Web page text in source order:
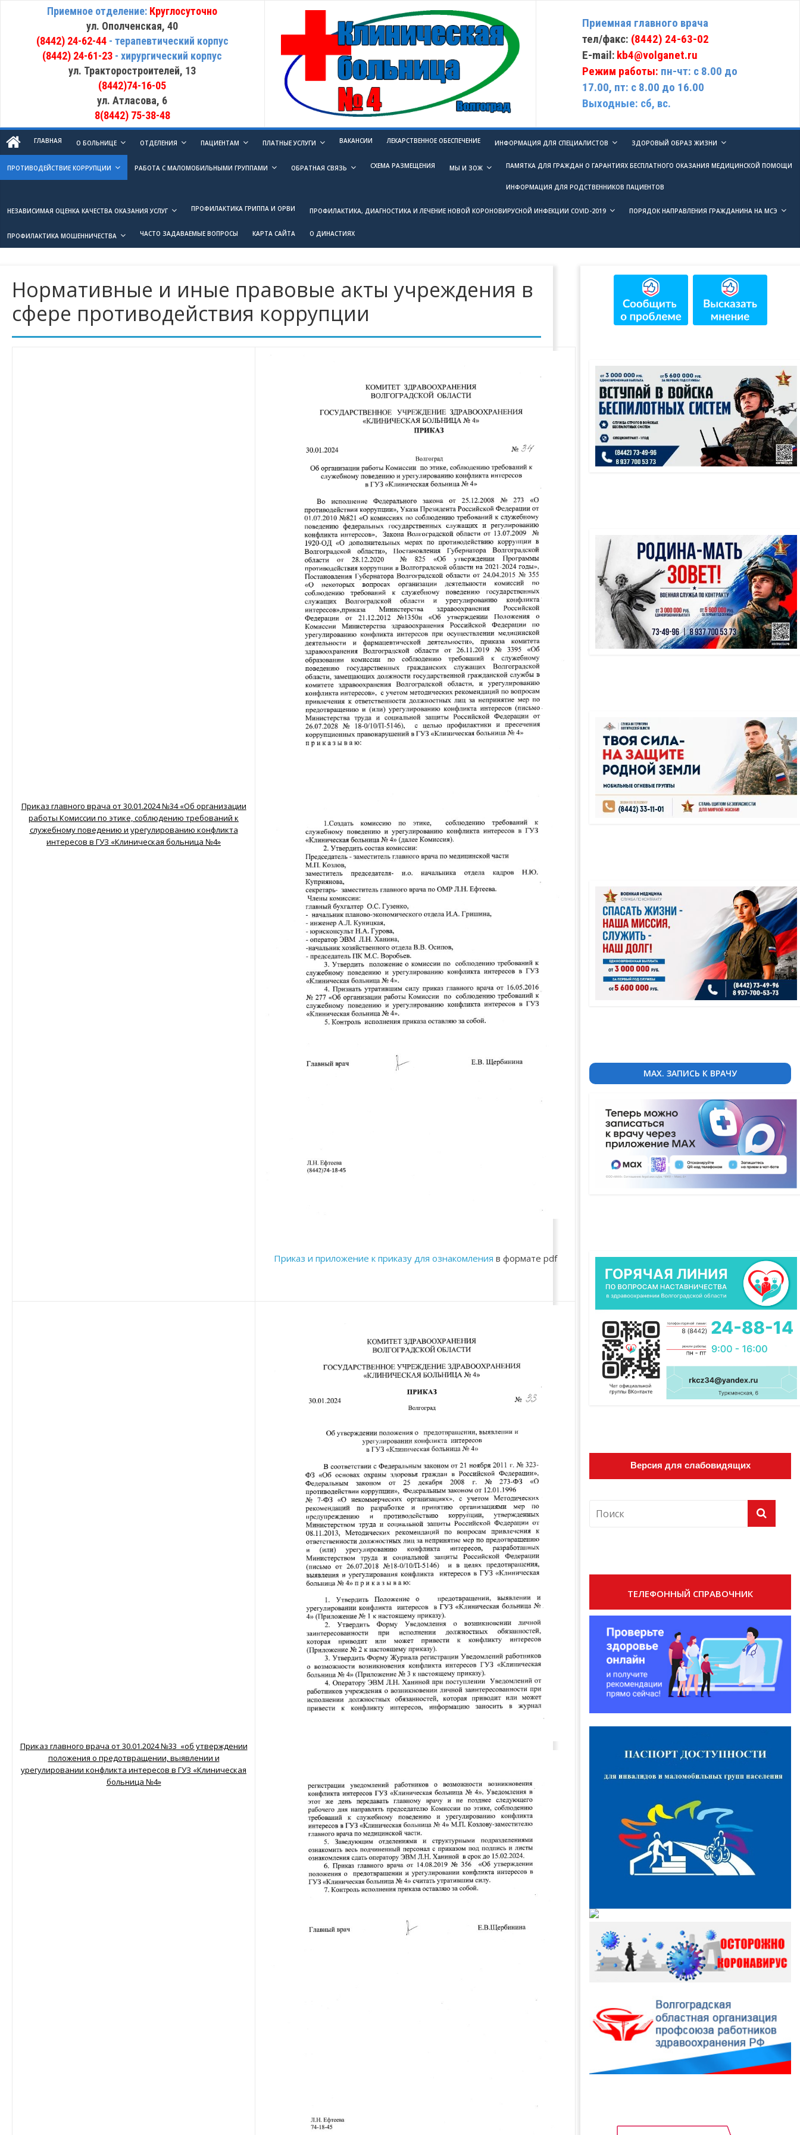
Приемное отделение: Круглосуточно
ул. Ополченская, 40
(8442) 24-62-44 - терапевтический корпус
(8442) 24-61-23 - хирургический корпус
ул. Тракторостроителей, 13
(8442)74-16-05
ул. Атласова, 6
8(8442) 75-38-48
Приемная главного врача
тел/факс: (8442) 24-63-02
E-mail: kb4@volganet.ru
Режим работы: пн-чт: с 8.00 до
17.00, пт: с 8.00 до 16.00
Выходные: сб, вс.
ГЛАВНАЯ О БОЛЬНИЦЕ ОТДЕЛЕНИЯ ПАЦИЕНТАМ ПЛАТНЫЕ УСЛУГИ ВАКАНСИИ ЛЕКАРСТВЕННОЕ ОБЕСПЕЧЕНИЕ ИНФОРМАЦИЯ ДЛЯ СПЕЦИАЛИСТОВ ЗДОРОВЫЙ ОБРАЗ ЖИЗНИ
ПРОТИВОДЕЙСТВИЕ КОРРУПЦИИ РАБОТА С МАЛОМОБИЛЬНЫМИ ГРУППАМИ ОБРАТНАЯ СВЯЗЬ СХЕМА РАЗМЕЩЕНИЯ МЫ И ЗОЖ ПАМЯТКА ДЛЯ ГРАЖДАН О ГАРАНТИЯХ БЕСПЛАТНОГО ОКАЗАНИЯ МЕДИЦИНСКОЙ ПОМОЩИ
ИНФОРМАЦИЯ ДЛЯ РОДСТВЕННИКОВ ПАЦИЕНТОВ
НЕЗАВИСИМАЯ ОЦЕНКА КАЧЕСТВА ОКАЗАНИЯ УСЛУГ ПРОФИЛАКТИКА ГРИППА И ОРВИ ПРОФИЛАКТИКА, ДИАГНОСТИКА И ЛЕЧЕНИЕ НОВОЙ КОРОНОВИРУСНОЙ ИНФЕКЦИИ COVID-2019 ПОРЯДОК НАПРАВЛЕНИЯ ГРАЖДАНИНА НА МСЭ
ПРОФИЛАКТИКА МОШЕННИЧЕСТВА ЧАСТО ЗАДАВАЕМЫЕ ВОПРОСЫ КАРТА САЙТА О ДИНАСТИЯХ
Нормативные и иные правовые акты учреждения в
сфере противодействия коррупции
Приказ главного врача от 30.01.2024 №34 «Об организации
работы Комиссии по этике, соблюдению требований к
служебному поведению и урегулированию конфликта
интересов в ГУЗ «Клиническая больница №4»
Приказ и приложение к приказу для ознакомления в формате pdf
Приказ главного врача от 30.01.2024 №33 «об утверждении
положения о предотвращении, выявлении и
урегулировании конфликта интересов в ГУЗ «Клиническая
больница №4»
MAX. ЗАПИСЬ К ВРАЧУ
Версия для слабовидящих
ТЕЛЕФОННЫЙ СПРАВОЧНИК